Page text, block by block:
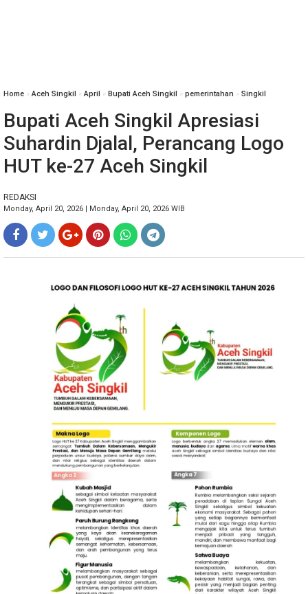
Home »Aceh Singkil »April » Bupati Aceh Singkil » pemerintahan » Singkil
Bupati Aceh Singkil Apresiasi
Suhardin Djalal, Perancang Logo
HUT ke-27 Aceh Singkil
REDAKSI
Monday, April 20, 2026 | Monday, April 20, 2026 WIB